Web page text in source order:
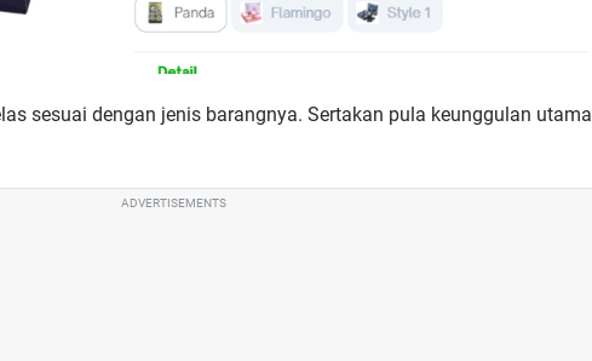
sesuai dengan jenis barangnya. Sertakan pula keunggulan utama
ADVERTISEMENTS